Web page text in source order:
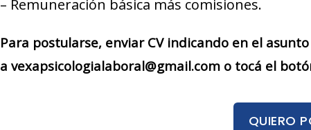
– Remuneración básica más comisiones.
Para postularse, enviar CV indicando en el
a vexapsicologialaboral@gmail.com o tocá el
QUIERO